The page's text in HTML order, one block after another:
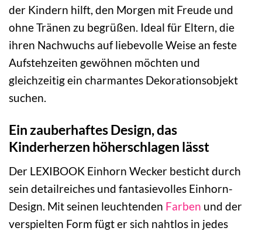
der Kindern hilft, den Morgen mit Freude und
ohne Tränen zu begrüßen. Ideal für Eltern, die
ihren Nachwuchs auf liebevolle Weise an feste
Aufstehzeiten gewöhnen möchten und
gleichzeitig ein charmantes Dekorationsobjekt
suchen.
Ein zauberhaftes Design, das
Kinderherzen höherschlagen lässt
Der LEXIBOOK Einhorn Wecker besticht durch
sein detailreiches und fantasievolles Einhorn-
Design. Mit seinen leuchtenden Farben und der
verspielten Form fügt er sich nahtlos in jedes